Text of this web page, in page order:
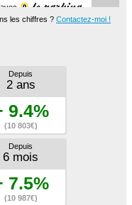
les chiffres ? Contactez-moi !
Depuis
2 ans
9.4%
(10 803€)
Depuis
6 mois
7.5%
(10 987€)